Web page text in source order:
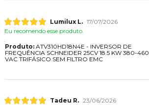
Lumilux L. 17/07/2026
Eu recomendo esse produto.
Produto:ATV310HD18N4E - INVERSOR DE
FREQUÊNCIA SCHNEIDER 25CV 18.5 KW 380-460
VAC TRIFÁSICO SEM FILTRO EMC
Tadeu R. 23/06/2026